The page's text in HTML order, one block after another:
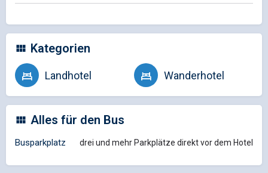
Kategorien
Landhotel Wanderhotel
Alles für den Bus
Busparkplatz drei und mehr Parkplätze direkt vor dem Hotel